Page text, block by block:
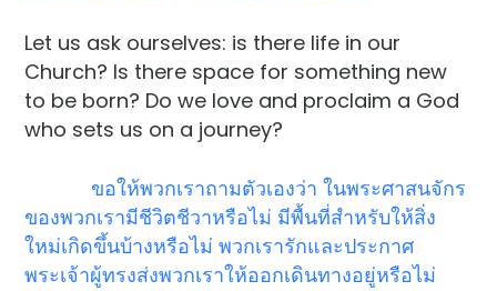
Let us ask ourselves: is there life in our
Church? Is there space for something new
to be born? Do we love and proclaim a God
who sets us on a journey?
ขอให้พวกเราถามตัวเองว่า ในพระศาสนจักร
ของพวกเรามีชีวิตชีวาหรือไม่ มีพื้นที่สำหรับให้สิ่ง
ใหม่เกิดขึ้นบ้างหรือไม่ พวกเรารักและประกาศ
พระเจ้าผู้ทรงส่งพวกเราให้ออกเดินทางอยู่หรือไม่